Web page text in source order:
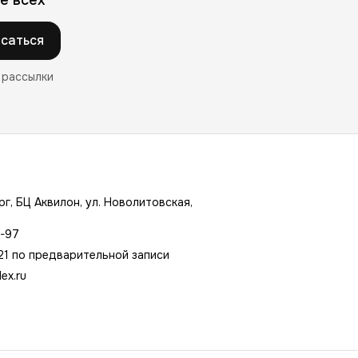
БЦ Аквилон, ул. Новолитовская,
97
по предварительной записи